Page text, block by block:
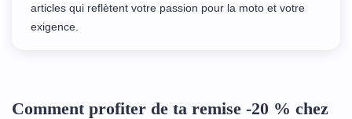
articles qui reflètent votre passion pour la moto et votre
exigence.
Comment profiter de ta remise -20 % chez